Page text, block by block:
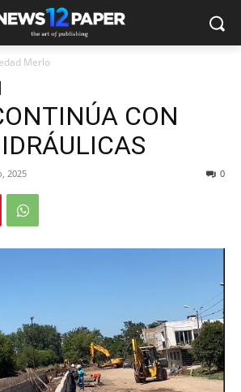
Merlo
CON
2025 0